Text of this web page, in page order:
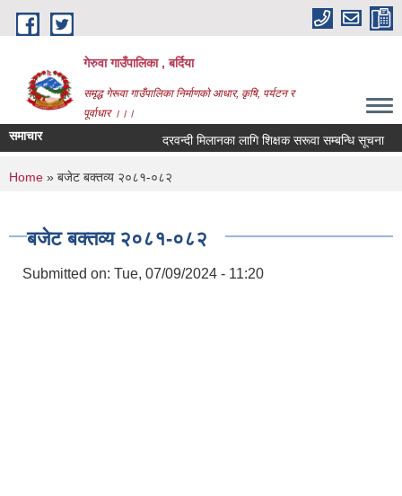
Skip to main content
गेरुवा गाउँपालिका , बर्दिया
समृद्ध गेरूवा गाउँपालिका निर्माणको आधार, कृषि, पर्यटन र
पूर्वाधार ।।।
समाचार दरवन्दी मिलानका लागि शिक्षक सरूवा सम्बन्धि सूचना
You are here
Home » बजेट बक्तव्य २०८१-०८२
बजेट बक्तव्य २०८१-०८२
Submitted on: Tue, 07/09/2024 - 11:20